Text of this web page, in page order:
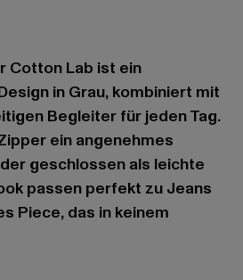
Cotton Lab ist ein
in Grau, kombiniert mit
Begleiter für jeden Tag.
ein angenehmes
geschlossen als leichte
passen perfekt zu Jeans
Piece, das in keinem